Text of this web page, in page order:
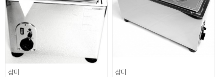
삼미
삼미